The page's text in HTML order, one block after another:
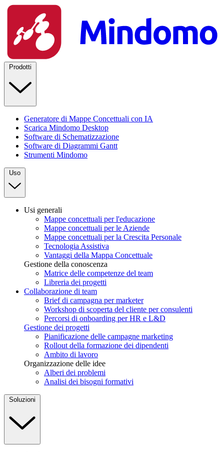
Prodotti
Generatore di Mappe Concettuali con IA
Scarica Mindomo Desktop
Software di Schematizzazione
Software di Diagrammi Gantt
Strumenti Mindomo
Uso
Usi generali
Mappe concettuali per l'educazione
Mappe concettuali per le Aziende
Mappe concettuali per la Crescita Personale
Tecnologia Assistiva
Vantaggi della Mappa Concettuale
Gestione della conoscenza
Matrice delle competenze del team
Libreria dei progetti
Collaborazione di team
Brief di campagna per marketer
Workshop di scoperta del cliente per consulenti
Percorsi di onboarding per HR e L&D
Gestione dei progetti
Pianificazione delle campagne marketing
Rollout della formazione dei dipendenti
Ambito di lavoro
Organizzazione delle idee
Alberi dei problemi
Analisi dei bisogni formativi
Soluzioni